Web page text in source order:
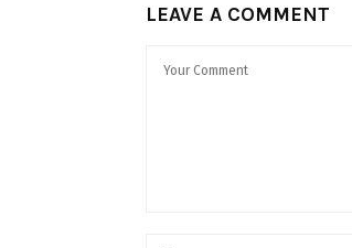
LEAVE A COMMENT